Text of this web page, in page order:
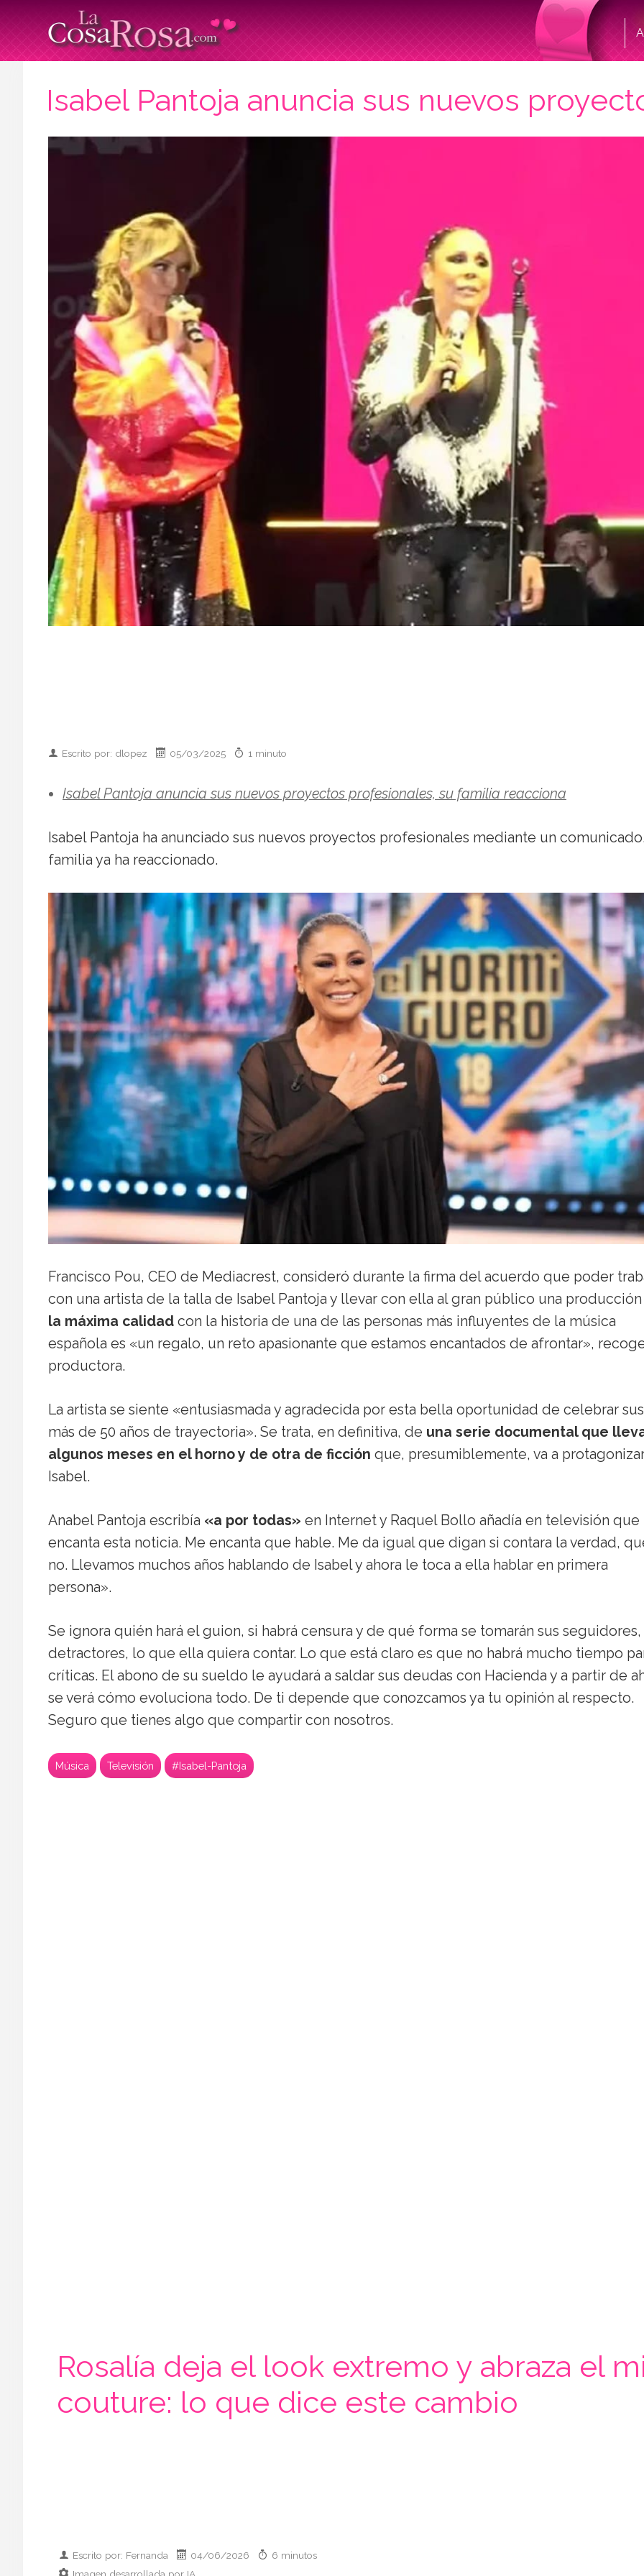
Isabel Pantoja anuncia sus nuevos
Escrito por: dlopez 05/03/2025 1 minuto
Isabel Pantoja anuncia sus nuevos proyectos profesionales, su familia reacciona
Isabel Pantoja ha anunciado sus nuevos proyectos profesionales mediante un
familia ya ha reaccionado.
Francisco Pou, CEO de Mediacrest, consideró durante la firma del acuerdo que poder
con una artista de la talla de Isabel Pantoja y llevar con ella al gran público una
la máxima calidad con la historia de una de las personas más influyentes de la música
española es «un regalo, un reto apasionante que estamos encantados de afrontar»,
productora.
La artista se siente «entusiasmada y agradecida por esta bella oportunidad de celebrar sus
más de 50 años de trayectoria». Se trata, en definitiva, de una serie documental que
algunos meses en el horno y de otra de ficción que, presumiblemente, va a
Isabel.
Anabel Pantoja escribía «a por todas» en Internet y Raquel Bollo añadía en televisión que
encanta esta noticia. Me encanta que hable. Me da igual que digan si contara la verdad,
no. Llevamos muchos años hablando de Isabel y ahora le toca a ella hablar en primera
persona».
Se ignora quién hará el guion, si habrá censura y de qué forma se tomarán sus seguidores,
detractores, lo que ella quiera contar. Lo que está claro es que no habrá mucho tiempo
críticas. El abono de su sueldo le ayudará a saldar sus deudas con Hacienda y a partir de
se verá cómo evoluciona todo. De ti depende que conozcamos ya tu opinión al respecto.
Seguro que tienes algo que compartir con nosotros.
Música Televisión #Isabel-Pantoja
Rosalía deja el look extremo y abraza el
couture: lo que dice este cambio
Escrito por: Fernanda 04/06/2026
6 minutos
Imagen desarrollada por IA